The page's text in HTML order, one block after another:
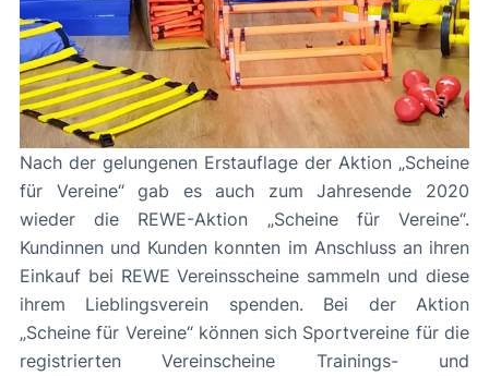
Nach der gelungenen Erstauflage der Aktion „Scheine
für Vereine“ gab es auch zum Jahresende 2020
wieder die REWE-Aktion „Scheine für Vereine“.
Kundinnen und Kunden konnten im Anschluss an ihren
Einkauf bei REWE Vereinsscheine sammeln und diese
ihrem Lieblingsverein spenden. Bei der Aktion
„Scheine für Vereine“ können sich Sportvereine für die
registrierten Vereinscheine Trainings- und